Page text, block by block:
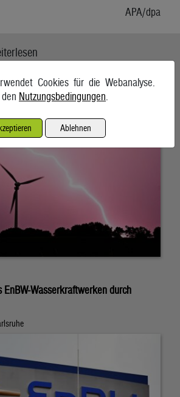
APA/dpa
von Rohstoffimporten abhängig
EnBW-Wasserkraftwerken durch
Cookies für die Webanalyse.
Nutzungsbedingungen
Ablehnen